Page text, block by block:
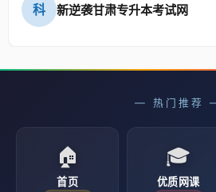
科 新逆袭甘肃专升本考试网
— 热门推荐
🏠
首页
🎓
优质网课